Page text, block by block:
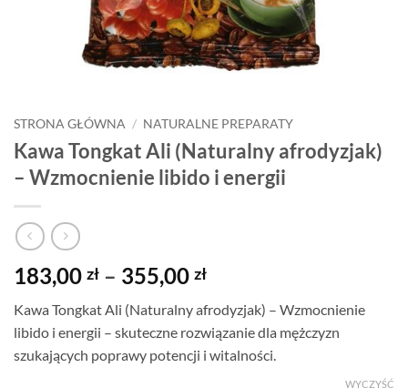
STRONA GŁÓWNA / NATURALNE PREPARATY
Kawa Tongkat Ali (Naturalny afrodyzjak)
– Wzmocnienie libido i energii
183,00 zł – 355,00 złZakres
od
183,00 zł
do
Kawa Tongkat Ali (Naturalny afrodyzjak) – Wzmocnienie
libido i energii – skuteczne rozwiązanie dla mężczyzn
szukających poprawy potencji i witalności.
WYCZYŚĆ